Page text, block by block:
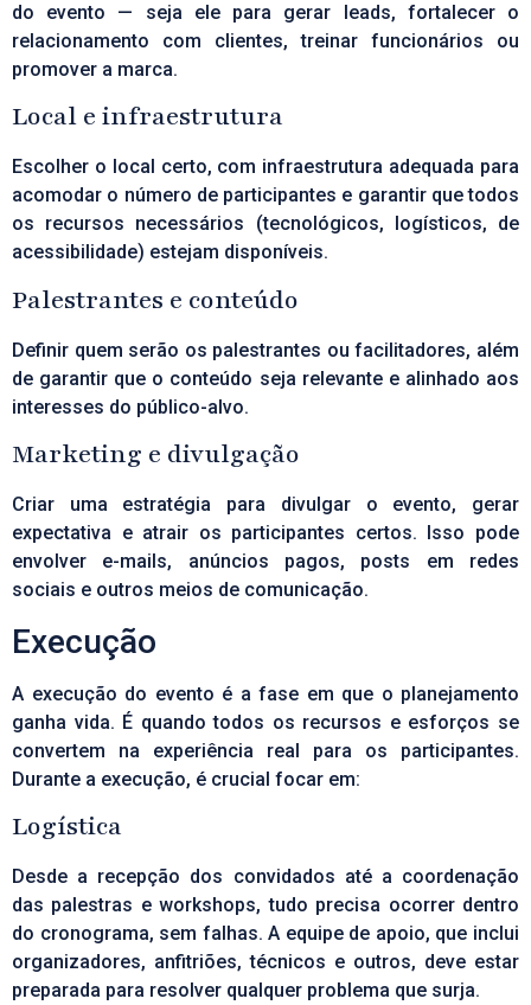
do evento — seja ele para gerar leads, fortalecer o
relacionamento com clientes, treinar funcionários ou
promover a marca.
Local e infraestrutura
Escolher o local certo, com infraestrutura adequada para
acomodar o número de participantes e garantir que todos
os recursos necessários (tecnológicos, logísticos, de
acessibilidade) estejam disponíveis.
Palestrantes e conteúdo
Definir quem serão os palestrantes ou facilitadores, além
de garantir que o conteúdo seja relevante e alinhado aos
interesses do público-alvo.
Marketing e divulgação
Criar uma estratégia para divulgar o evento, gerar
expectativa e atrair os participantes certos. Isso pode
envolver e-mails, anúncios pagos, posts em redes
sociais e outros meios de comunicação.
Execução
A execução do evento é a fase em que o planejamento
ganha vida. É quando todos os recursos e esforços se
convertem na experiência real para os participantes.
Durante a execução, é crucial focar em:
Logística
Desde a recepção dos convidados até a coordenação
das palestras e workshops, tudo precisa ocorrer dentro
do cronograma, sem falhas. A equipe de apoio, que inclui
organizadores, anfitriões, técnicos e outros, deve estar
preparada para resolver qualquer problema que surja.